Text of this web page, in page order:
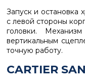
Запуск и остановка
с левой стороны
головки.
вертикальным
точную работу.
CARTIER